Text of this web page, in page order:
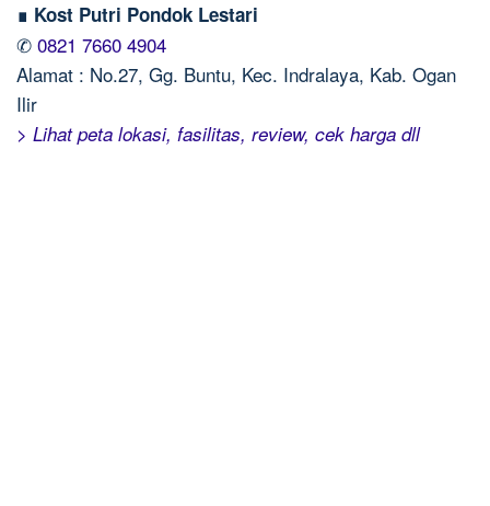
∎ Kost Putri Pondok Lestari
✆ 0821 7660 4904
Alamat : No.27, Gg. Buntu, Kec. Indralaya, Kab. Ogan
Ilir
> Lihat peta lokasi, fasilitas, review, cek harga dll